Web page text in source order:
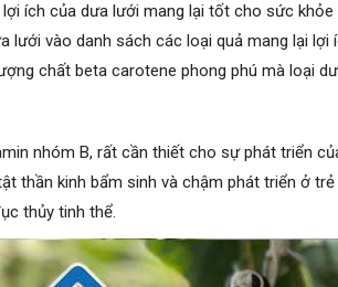
lợi ích của dưa lưới mang lại tốt cho sức khỏe
lưới vào danh sách các loại quả mang lại
chất beta carotene phong phú mà loại
nhóm B, rất cần thiết cho sự phát triển
thần kinh bẩm sinh và chậm phát triển ở
thủy tinh thể.